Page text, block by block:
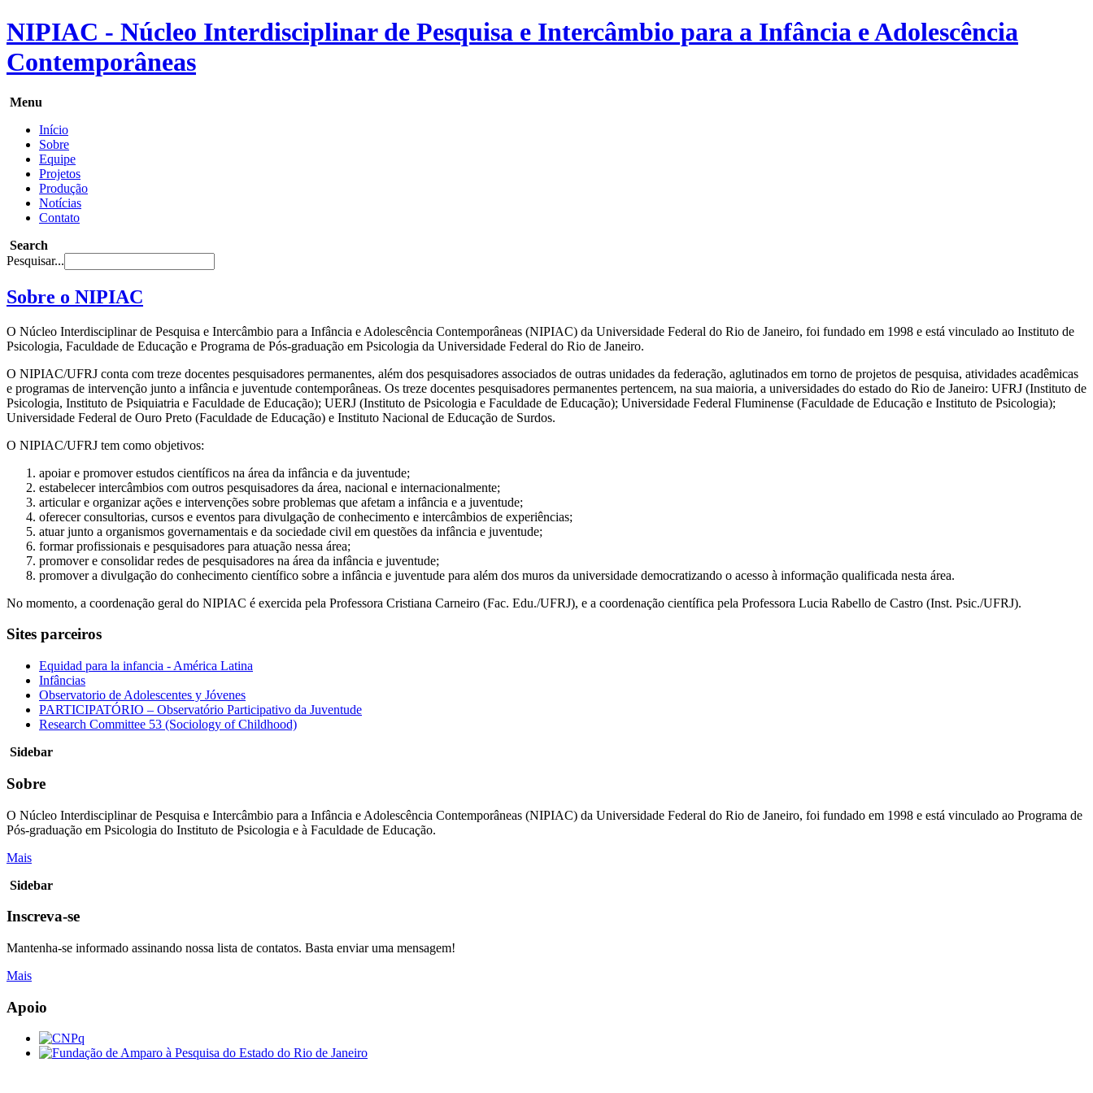
NIPIAC - Núcleo Interdisciplinar de Pesquisa e Intercâmbio para a Infância e Adolescência
Contemporâneas
Menu
Início
Sobre
Equipe
Projetos
Produção
Notícias
Contato
Search
Pesquisar...
Sobre o NIPIAC
O Núcleo Interdisciplinar de Pesquisa e Intercâmbio para a Infância e Adolescência Contemporâneas (NIPIAC) da Universidade Federal do Rio de Janeiro, foi fundado em 1998 e está vinculado ao Instituto de
Psicologia, Faculdade de Educação e Programa de Pós-graduação em Psicologia da Universidade Federal do Rio de Janeiro.
O NIPIAC/UFRJ conta com treze docentes pesquisadores permanentes, além dos pesquisadores associados de outras unidades da federação, aglutinados em torno de projetos de pesquisa, atividades acadêmicas
e programas de intervenção junto a infância e juventude contemporâneas. Os treze docentes pesquisadores permanentes pertencem, na sua maioria, a universidades do estado do Rio de Janeiro: UFRJ (Instituto de
Psicologia, Instituto de Psiquiatria e Faculdade de Educação); UERJ (Instituto de Psicologia e Faculdade de Educação); Universidade Federal Fluminense (Faculdade de Educação e Instituto de Psicologia);
Universidade Federal de Ouro Preto (Faculdade de Educação) e Instituto Nacional de Educação de Surdos.
O NIPIAC/UFRJ tem como objetivos:
apoiar e promover estudos científicos na área da infância e da juventude;
estabelecer intercâmbios com outros pesquisadores da área, nacional e internacionalmente;
articular e organizar ações e intervenções sobre problemas que afetam a infância e a juventude;
oferecer consultorias, cursos e eventos para divulgação de conhecimento e intercâmbios de experiências;
atuar junto a organismos governamentais e da sociedade civil em questões da infância e juventude;
formar profissionais e pesquisadores para atuação nessa área;
promover e consolidar redes de pesquisadores na área da infância e juventude;
promover a divulgação do conhecimento científico sobre a infância e juventude para além dos muros da universidade democratizando o acesso à informação qualificada nesta área.
No momento, a coordenação geral do NIPIAC é exercida pela Professora Cristiana Carneiro (Fac. Edu./UFRJ), e a coordenação científica pela Professora Lucia Rabello de Castro (Inst. Psic./UFRJ).
Sites parceiros
Equidad para la infancia - América Latina
Infâncias
Observatorio de Adolescentes y Jóvenes
PARTICIPATÓRIO – Observatório Participativo da Juventude
Research Committee 53 (Sociology of Childhood)
Sidebar
Sobre
O Núcleo Interdisciplinar de Pesquisa e Intercâmbio para a Infância e Adolescência Contemporâneas (NIPIAC) da Universidade Federal do Rio de Janeiro, foi fundado em 1998 e está vinculado ao Programa de
Pós-graduação em Psicologia do Instituto de Psicologia e à Faculdade de Educação.
Mais
Sidebar
Inscreva-se
Mantenha-se informado assinando nossa lista de contatos. Basta enviar uma mensagem!
Mais
Apoio